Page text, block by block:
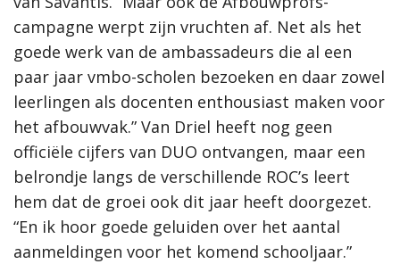
campagne werpt zijn vruchten af. Net als het
goede werk van de ambassadeurs die al een
paar jaar vmbo-scholen bezoeken en daar zowel
leerlingen als docenten enthousiast maken voor
het afbouwvak.” Van Driel heeft nog geen
officiële cijfers van DUO ontvangen, maar een
belrondje langs de verschillende ROC’s leert
hem dat de groei ook dit jaar heeft doorgezet.
“En ik hoor goede geluiden over het aantal
aanmeldingen voor het komend schooljaar.”